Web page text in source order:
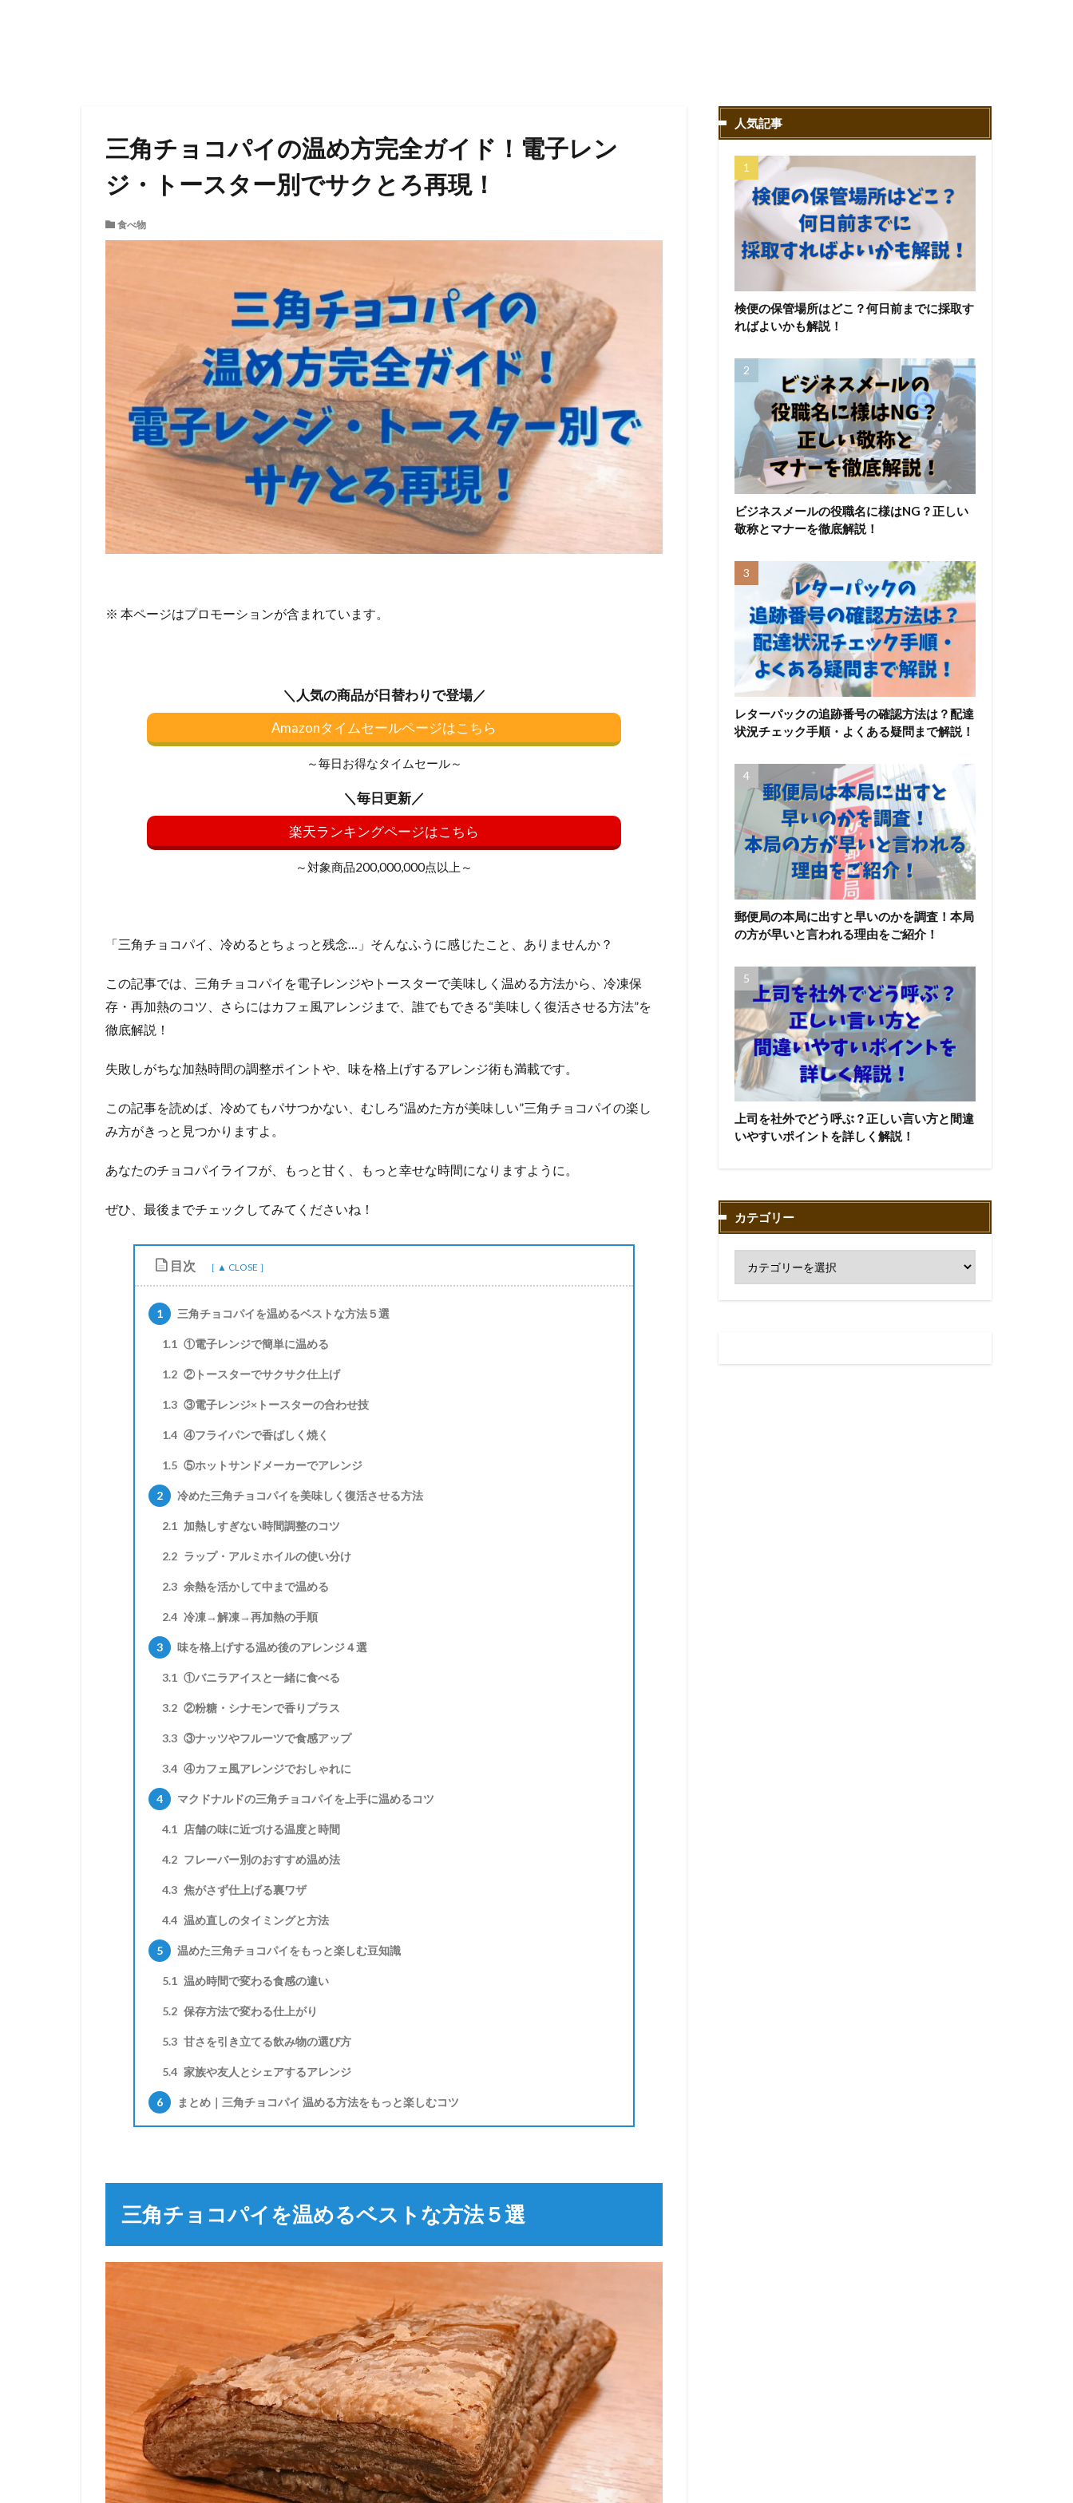
三角チョコパイの温め方完全ガイド！電子レン
ジ・トースター別でサクとろ再現！
食べ物
※ 本ページはプロモーションが含まれています。
＼人気の商品が日替わりで登場／
Amazonタイムセールページはこちら
～毎日お得なタイムセール～
＼毎日更新／
楽天ランキングページはこちら
～対象商品200,000,000点以上～
「三角チョコパイ、冷めるとちょっと残念…」そんなふうに感じたこと、ありませんか？
この記事では、三角チョコパイを電子レンジやトースターで美味しく温める方法から、冷凍保
存・再加熱のコツ、さらにはカフェ風アレンジまで、誰でもできる“美味しく復活させる方法”を
徹底解説！
失敗しがちな加熱時間の調整ポイントや、味を格上げするアレンジ術も満載です。
この記事を読めば、冷めてもパサつかない、むしろ“温めた方が美味しい”三角チョコパイの楽し
み方がきっと見つかりますよ。
あなたのチョコパイライフが、もっと甘く、もっと幸せな時間になりますように。
ぜひ、最後までチェックしてみてくださいね！
目次
1 三角チョコパイを温めるベストな方法５選
1.1 ①電子レンジで簡単に温める
1.2 ②トースターでサクサク仕上げ
1.3 ③電子レンジ×トースターの合わせ技
1.4 ④フライパンで香ばしく焼く
1.5 ⑤ホットサンドメーカーでアレンジ
2 冷めた三角チョコパイを美味しく復活させる方法
2.1 加熱しすぎない時間調整のコツ
2.2 ラップ・アルミホイルの使い分け
2.3 余熱を活かして中まで温める
2.4 冷凍→解凍→再加熱の手順
3 味を格上げする温め後のアレンジ４選
3.1 ①バニラアイスと一緒に食べる
3.2 ②粉糖・シナモンで香りプラス
3.3 ③ナッツやフルーツで食感アップ
3.4 ④カフェ風アレンジでおしゃれに
4 マクドナルドの三角チョコパイを上手に温めるコツ
4.1 店舗の味に近づける温度と時間
4.2 フレーバー別のおすすめ温め法
4.3 焦がさず仕上げる裏ワザ
4.4 温め直しのタイミングと方法
5 温めた三角チョコパイをもっと楽しむ豆知識
5.1 温め時間で変わる食感の違い
5.2 保存方法で変わる仕上がり
5.3 甘さを引き立てる飲み物の選び方
5.4 家族や友人とシェアするアレンジ
6 まとめ｜三角チョコパイ 温める方法をもっと楽しむコツ
三角チョコパイを温めるベストな方法５選
人気記事
検便の保管場所はどこ？何日前までに採取す
ればよいかも解説！
ビジネスメールの役職名に様はNG？正しい
敬称とマナーを徹底解説！
レターパックの追跡番号の確認方法は？配達
状況チェック手順・よくある疑問まで解説！
郵便局の本局に出すと早いのかを調査！本局
の方が早いと言われる理由をご紹介！
上司を社外でどう呼ぶ？正しい言い方と間違
いやすいポイントを詳しく解説！
カテゴリー